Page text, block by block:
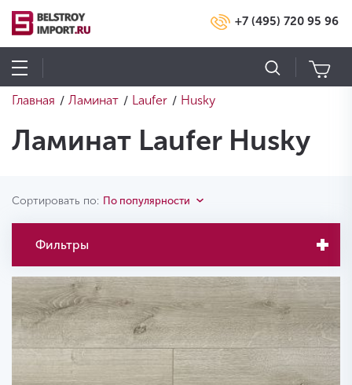
+7 (495) 720 95 96
Главная / Ламинат / Laufer / Husky
Ламинат Laufer Husky
Сортировать по: По популярности
Фильтры